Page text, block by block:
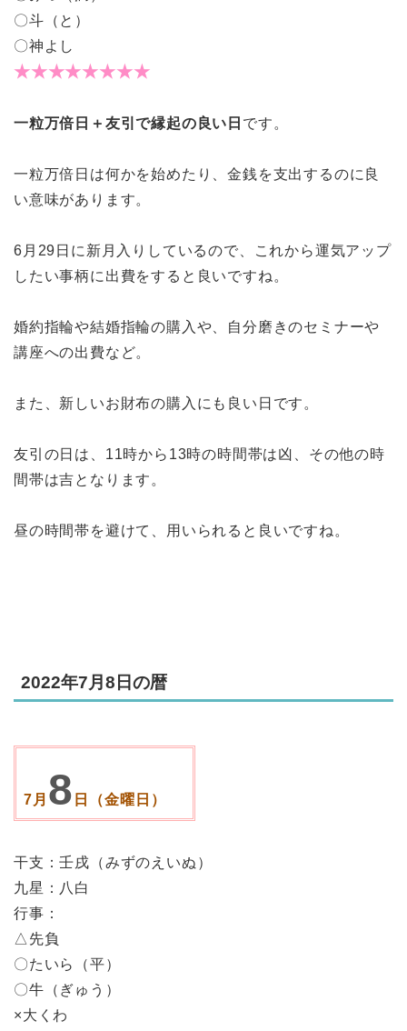
〇斗（と）
〇神よし
★★★★★★★★
一粒万倍日＋友引で縁起の良い日 です。
一粒万倍日は何かを始めたり、金銭を支出するのに良
い意味があります。
6月29日に新月入りしているので、これから運気アップ
したい事柄に出費をすると良いですね。
婚約指輪や結婚指輪の購入や、自分磨きのセミナーや
講座への出費など。
また、新しいお財布の購入にも良い日です。
友引の日は、11時から13時の時間帯は凶、その他の時
間帯は吉となります。
昼の時間帯を避けて、用いられると良いですね。
2022年7月8日の暦
7月 8 日（金曜日）
干支：壬戌（みずのえいぬ）
九星：八白
行事：
△先負
〇たいら（平）
〇牛（ぎゅう）
×大くわ